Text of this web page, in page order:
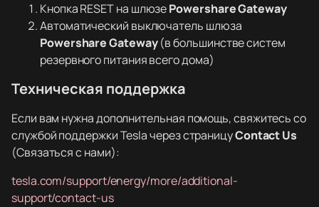
Кнопка RESET на шлюзеPowershare Gateway
Автоматический выключатель шлюза
Powershare Gateway(в большинстве систем
резервного питания всего дома)
Техническая поддержка
Если вам нужна дополнительная помощь, свяжитесь со
службой поддержки Tesla через страницуContact Us
(Связаться с нами):
tesla.com/support/energy/more/additional-
support/contact-us